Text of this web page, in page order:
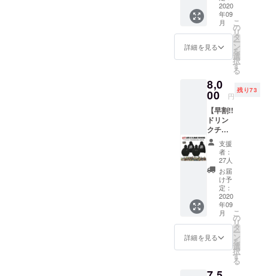
欄へ
【不
要】と
くださ
い
枚。 ●
壁面ポ
スター
へのお
名前掲
はお名
前(又は
ニック
ネーム)
を備考
欄へご
記入く
ださ
い。 ※
掲載不
要の方
は備考
欄へ
【不
要】と
くださ
い
WHITE)
1枚。
・サイ
ズ：M /
L / XL /
ケット3
枚 。 有
効期限
は営業
再開か
ら6ヶ月
以内。
GRAVY
SOURC
Eステッ
カー1
枚。 ●
壁面ポ
スター
へのお
名前掲
テッ
カー1枚
支援】
限定100
枚 8000
円 →
7000円
ドリン
クチ
ケット
(1枚)＋
Tシャツ
(1枚)＋
ステッ
カー1枚
シャツ
(BLAC
K or
WHITE)
1枚。
・サイ
ズ：M /
L / XL /
2020
年09
月
詳細を見る
こ
の
リ
タ
ー
ン
を
選
択
す
る
8,0
00 円
残り73
【早割!!
ドリン
クチ
ケット
(3枚)＋
パー
カー
(GAME
JUMP)
支援】
限定100
枚 9000
円 →
8000円
※通常
クチ
支援
者：
27人
お届
け予
定：
2020
年09
月
詳細を見る
こ
の
リ
タ
ー
ン
を
選
択
す
る